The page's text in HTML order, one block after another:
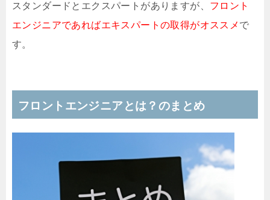
スタンダードとエクスパートがありますが、 フロント
エンジニアであればエキスパートの取得がオススメ で
す。
フロントエンジニアとは？のまとめ